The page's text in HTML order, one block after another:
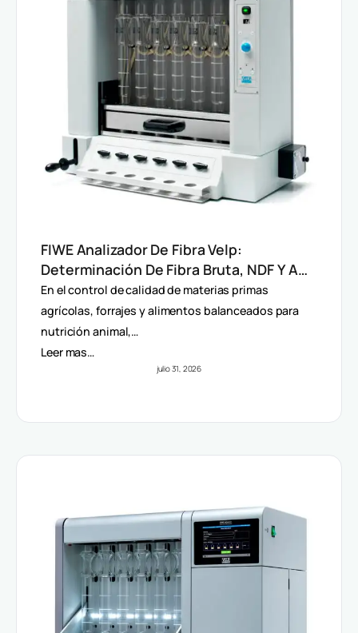
FIWE Analizador De Fibra Velp:
Determinación De Fibra Bruta, NDF Y ADF
En Alimentos Y Piensos
En el control de calidad de materias primas
agrícolas, forrajes y alimentos balanceados para
nutrición animal,…
Leer mas…
julio 31, 2026